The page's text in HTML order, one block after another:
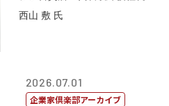
2026.07.01
企業家倶楽部アーカイブ